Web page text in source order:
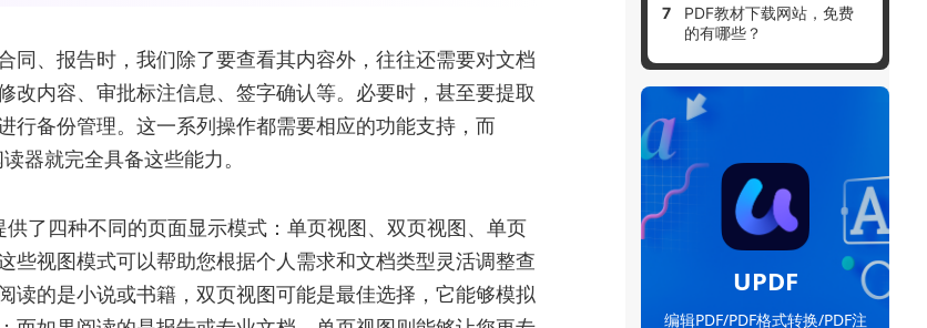
同、报告时，我们除了要查看其内容外，往往还需要对文档
改内容、审批标注信息、签字确认等。必要时，甚至要提取
行备份管理。这一系列操作都需要相应的功能支持，而
器就完全具备这些能力。
供了四种不同的页面显示模式：单页视图、双页视图、单页
些视图模式可以帮助您根据个人需求和文档类型灵活调整查
读的是小说或书籍，双页视图可能是最佳选择，它能够模拟
PDF教材下载网站，免费
的有哪些？
UPDF
编辑PDF/PDF格式转换/PDF注